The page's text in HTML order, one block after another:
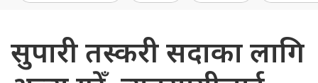
सुपारी तस्करी सदाका लागि